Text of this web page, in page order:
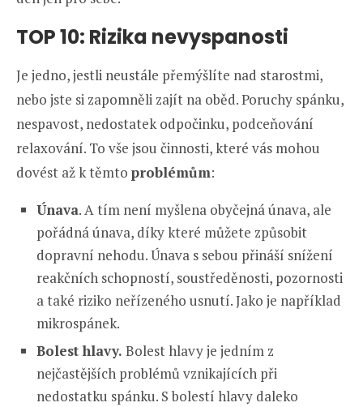
TOP 10: Rizika nevyspanosti
Je jedno, jestli neustále přemýšlíte nad starostmi,
nebo jste si zapomněli zajít na oběd. Poruchy spánku,
nespavost, nedostatek odpočinku, podceňování
relaxování. To vše jsou činnosti, které vás mohou
dovést až k těmto problémům:
Únava. A tím není myšlena obyčejná únava, ale
pořádná únava, díky které můžete způsobit
dopravní nehodu. Únava s sebou přináší snížení
reakčních schopností, soustředěnosti, pozornosti
a také riziko neřízeného usnutí. Jako je například
mikrospánek.
Bolest hlavy. Bolest hlavy je jedním z
nejčastějších problémů vznikajících při
nedostatku spánku. S bolestí hlavy daleko